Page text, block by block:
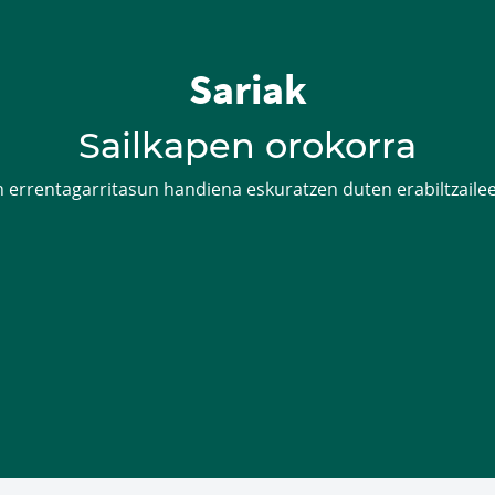
Sariak
Sailkapen orokorra
errentagarritasun handiena eskuratzen duten